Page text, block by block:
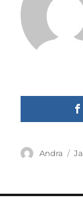
Author
Andra